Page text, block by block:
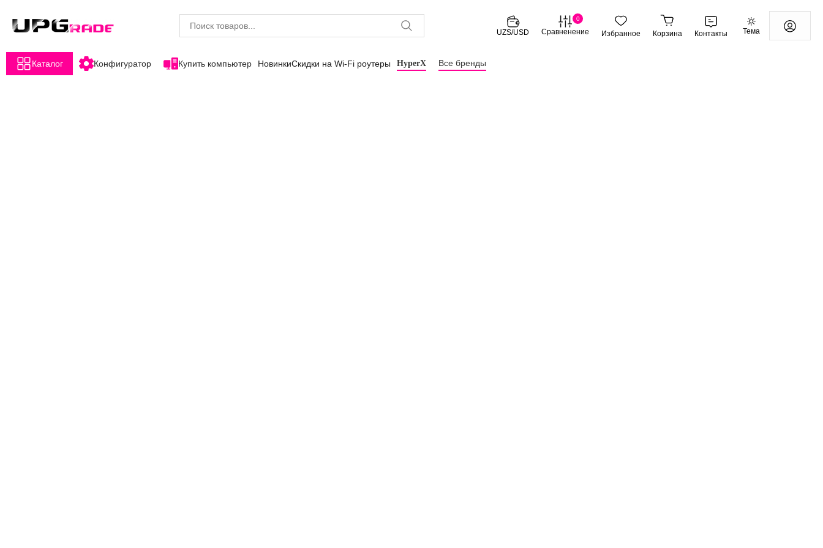
UZS/USD
0
Сравненение Избранное Корзина Контакты Тема
Каталог Конфигуратор Купить компьютер НовинкиСкидки на Wi-Fi роутеры HyperX Все бренды